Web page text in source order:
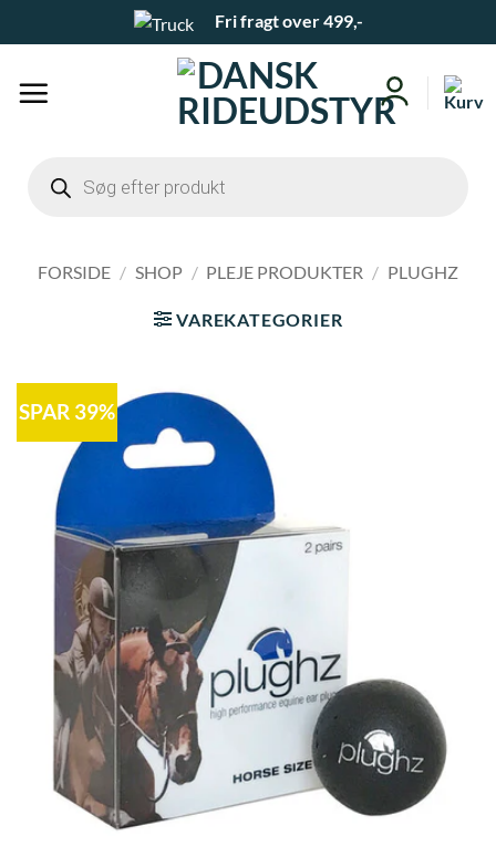
til
Fri fragt over 499,-
search
FORSIDE / SHOP / PLEJE PRODUKTER / PLUGHZ
VAREKATEGORIER
SPAR 39%